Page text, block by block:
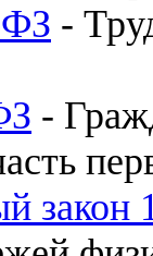
ФЗ -
-
закон